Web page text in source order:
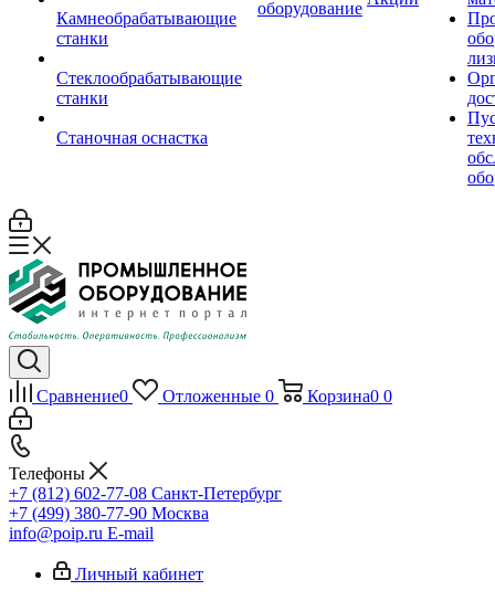
Камнеобрабатывающие
станки
Стеклообрабатывающие
станки
Станочная оснастка
оборудование
Сравнение0 Отложенные 0 Корзина0 0
Телефоны
+7 (812) 602-77-08 Санкт-Петербург
+7 (499) 380-77-90 Москва
info@poip.ru E-mail
Личный кабинет